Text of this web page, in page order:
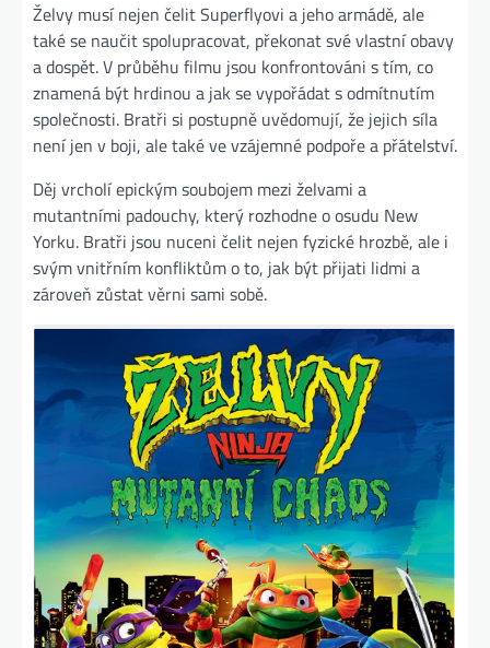
Želvy musí nejen čelit Superflyovi a jeho armádě, ale
také se naučit spolupracovat, překonat své vlastní obavy
a dospět. V průběhu filmu jsou konfrontováni s tím, co
znamená být hrdinou a jak se vypořádat s odmítnutím
společnosti. Bratři si postupně uvědomují, že jejich síla
není jen v boji, ale také ve vzájemné podpoře a přátelství.
Děj vrcholí epickým soubojem mezi želvami a
mutantními padouchy, který rozhodne o osudu New
Yorku. Bratři jsou nuceni čelit nejen fyzické hrozbě, ale i
svým vnitřním konfliktům o to, jak být přijati lidmi a
zároveň zůstat věrni sami sobě.